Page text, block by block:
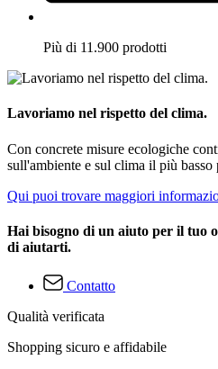
Più di 11.900 prodotti
Lavoriamo nel rispetto del clima.
Con concrete misure ecologiche
sull'ambiente e sul clima il più basso
Qui puoi trovare maggiori
Hai bisogno di un aiuto per il tuo
di aiutarti.
Contatto
Qualità verificata
Shopping sicuro e affidabile